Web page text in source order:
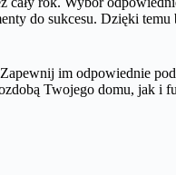
do sukcesu. Dzięki temu
im odpowiednie
Twojego domu, jak i